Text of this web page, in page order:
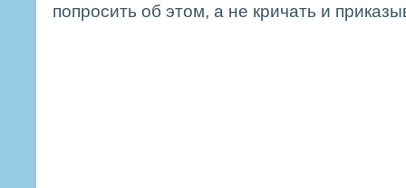
попросить об этом, а не кричать и